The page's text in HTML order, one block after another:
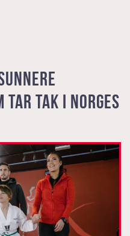
tar tak i Norges